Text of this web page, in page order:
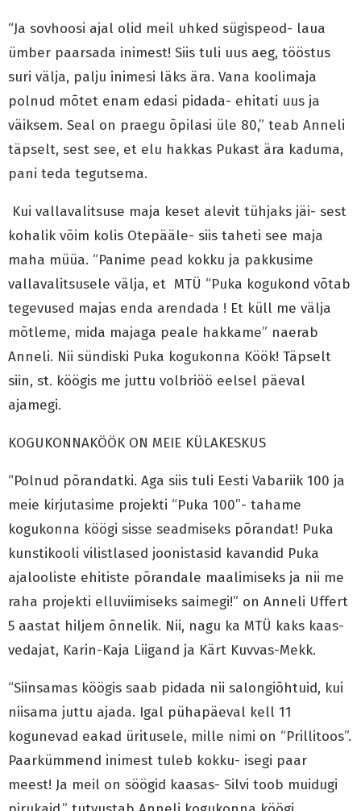
“Ja sovhoosi ajal olid meil uhked sügispeod- laua
ümber paarsada inimest! Siis tuli uus aeg, tööstus
suri välja, palju inimesi läks ära. Vana koolimaja
polnud mõtet enam edasi pidada- ehitati uus ja
väiksem. Seal on praegu õpilasi üle 80,” teab Anneli
täpselt, sest see, et elu hakkas Pukast ära kaduma,
pani teda tegutsema.
Kui vallavalitsuse maja keset alevit tühjaks jäi- sest
kohalik võim kolis Otepääle- siis taheti see maja
maha müüa. “Panime pead kokku ja pakkusime
vallavalitsusele välja, et MTÜ “Puka kogukond võtab
tegevused majas enda arendada ! Et küll me välja
mõtleme, mida majaga peale hakkame” naerab
Anneli. Nii sündiski Puka kogukonna Köök! Täpselt
siin, st. köögis me juttu volbriöö eelsel päeval
ajamegi.
KOGUKONNAKÖÖK ON MEIE KÜLAKESKUS
“Polnud põrandatki. Aga siis tuli Eesti Vabariik 100 ja
meie kirjutasime projekti “Puka 100”- tahame
kogukonna köögi sisse seadmiseks põrandat! Puka
kunstikooli vilistlased joonistasid kavandid Puka
ajalooliste ehitiste põrandale maalimiseks ja nii me
raha projekti elluviimiseks saimegi!” on Anneli Uffert
5 aastat hiljem õnnelik. Nii, nagu ka MTÜ kaks kaas-
vedajat, Karin-Kaja Liigand ja Kärt Kuvvas-Mekk.
“Siinsamas köögis saab pidada nii salongiõhtuid, kui
niisama juttu ajada. Igal pühapäeval kell 11
kogunevad eakad üritusele, mille nimi on “Prillitoos”.
Paarkümmend inimest tuleb kokku- isegi paar
meest! Ja meil on söögid kaasas- Silvi toob muidugi